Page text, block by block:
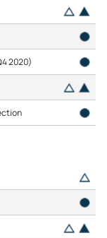
2020)